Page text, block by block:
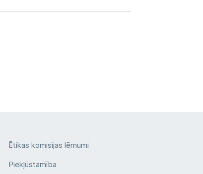
Ētikas komisijas lēmumi
Piekļūstamība